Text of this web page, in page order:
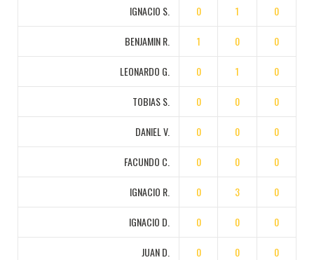
IGNACIO S. 0 1 0
BENJAMIN R. 1 0 0
LEONARDO G. 0 1 0
TOBIAS S. 0 0 0
DANIEL V. 0 0 0
FACUNDO C. 0 0 0
IGNACIO R. 0 3 0
IGNACIO D. 0 0 0
JUAN D. 0 0 0